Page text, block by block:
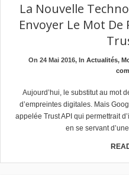
La Nouvelle
Envoyer Le Mot De
On 24 Mai 2016, In Actualités,
Aujourd’hui, le substitut au mot
d’empreintes digitales. Mais
appelée Trust API qui permettrait
en se servant